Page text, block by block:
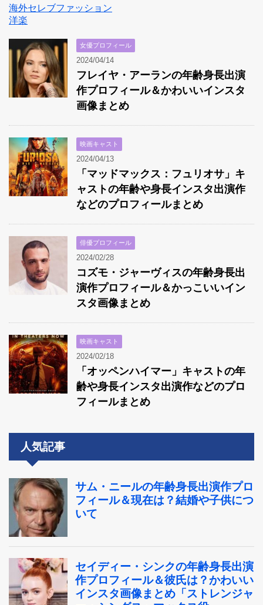
海外セレブファッション
洋楽
女優プロフィール
2024/04/14
フレイヤ・アーランの年齢身長出演
作プロフィール＆かわいいインスタ
画像まとめ
映画キャスト
2024/04/13
「マッドマックス：フュリオサ」キ
ャストの年齢や身長インスタ出演作
などのプロフィールまとめ
俳優プロフィール
2024/02/28
コズモ・ジャーヴィスの年齢身長出
演作プロフィール＆かっこいいイン
スタ画像まとめ
映画キャスト
2024/02/18
「オッペンハイマー」キャストの年
齢や身長インスタ出演作などのプロ
フィールまとめ
人気記事